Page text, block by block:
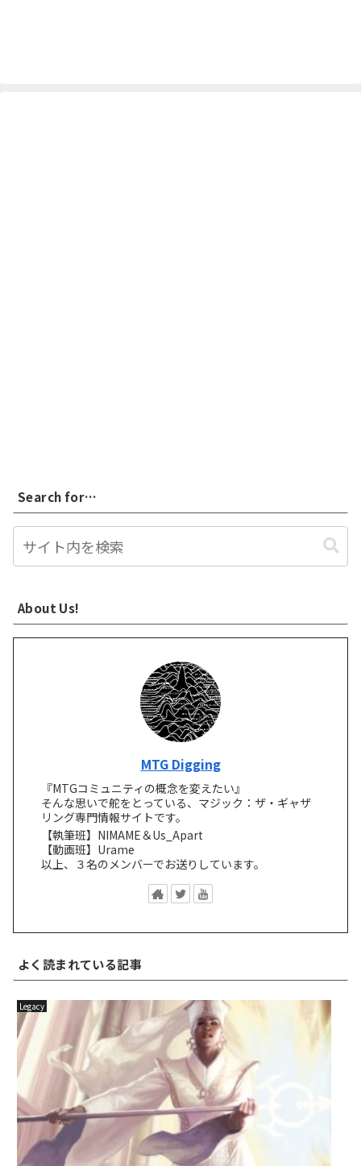
Search for…
About Us!
MTG Digging
『MTGコミュニティの概念を変えたい』
そんな思いで舵をとっている、マジック：ザ・ギャザ
リング専門情報サイトです。
【執筆班】NIMAME＆Us_Apart
【動画班】Urame
以上、３名のメンバーでお送りしています。
よく読まれている記事
Legacy